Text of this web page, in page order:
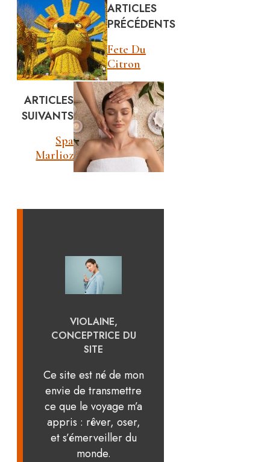
ARTICLES
PRÉCÉDENTS
Fete Du
Citron
ARTICLES
SUIVANTS
Spa
Marlioz
VIOLAINE,
CONCEPTRICE DU
SITE
Ce site est né de mon
envie de transmettre
ce que le voyage m’a
appris : rêver, oser,
et s’émerveiller du
monde.